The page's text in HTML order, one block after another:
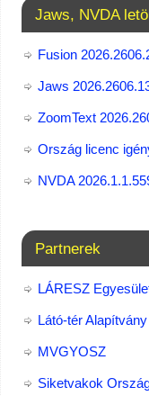
Jaws, NVDA
Fusion
Jaws
ZoomText
Ország licenc
NVDA
Partnerek
LÁRESZ
Látó-tér Alapítvány
MVGYOSZ
Siketvakok